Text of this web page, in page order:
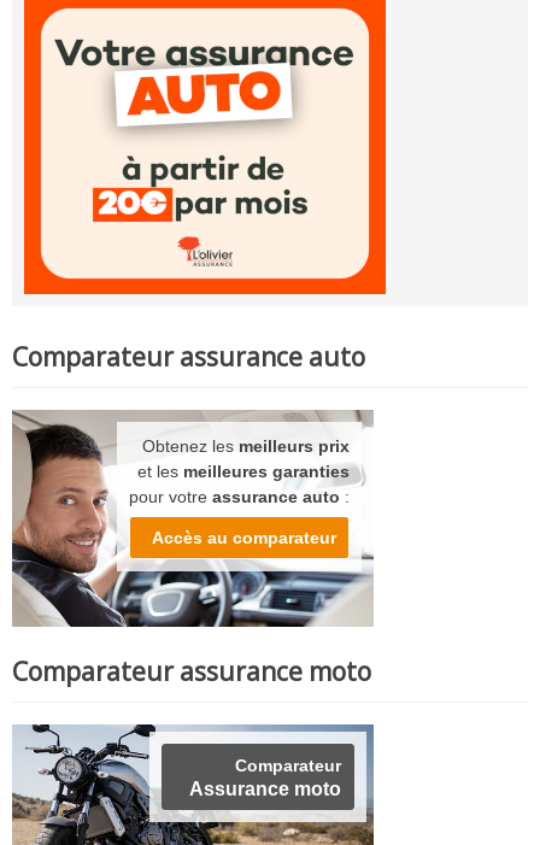
Comparateur assurance auto
Obtenez les meilleurs prix
et les meilleures garanties
pour votre assurance auto :
Accès au comparateur
Comparateur assurance moto
Comparateur
Assurance moto